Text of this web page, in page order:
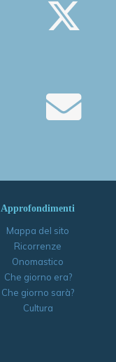
Approfondimenti
Mappa del sito
Ricorrenze
Onomastico
Che giorno era?
Che giorno sarà?
Cultura